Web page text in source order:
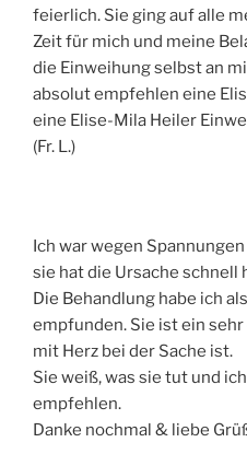
feierlich. Sie ging auf alle
Zeit für mich und meine
die Einweihung selbst an
absolut empfehlen eine
eine Elise-Mila Heiler
(Fr. L.)
Ich war wegen
sie hat die Ursache schnell
Die Behandlung habe ich
empfunden. Sie ist ein
mit Herz bei der Sache ist.
Sie weiß, was sie tut und
empfehlen.
Danke nochmal & liebe